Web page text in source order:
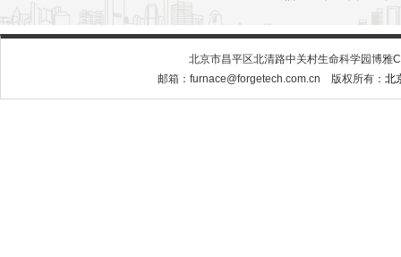
北京市昌平区北清路中关村生命科学园
邮箱：furnace@forgetech.com.cn 版权所有： 北